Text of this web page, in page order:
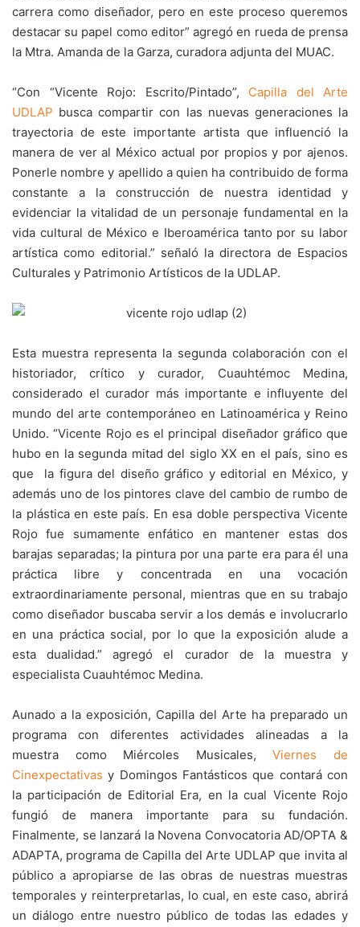
carrera como diseñador, pero en este proceso queremos
destacar su papel como editor” agregó en rueda de prensa
la Mtra. Amanda de la Garza, curadora adjunta del MUAC.
“Con “Vicente Rojo: Escrito/Pintado”, Capilla del Arte
UDLAP busca compartir con las nuevas generaciones la
trayectoria de este importante artista que influenció la
manera de ver al México actual por propios y por ajenos.
Ponerle nombre y apellido a quien ha contribuido de forma
constante a la construcción de nuestra identidad y
evidenciar la vitalidad de un personaje fundamental en la
vida cultural de México e Iberoamérica tanto por su labor
artística como editorial.” señaló la directora de Espacios
Culturales y Patrimonio Artísticos de la UDLAP.
Esta muestra representa la segunda colaboración con el
historiador, crítico y curador, Cuauhtémoc Medina,
considerado el curador más importante e influyente del
mundo del arte contemporáneo en Latinoamérica y Reino
Unido. “Vicente Rojo es el principal diseñador gráfico que
hubo en la segunda mitad del siglo XX en el país, sino es
que la figura del diseño gráfico y editorial en México, y
además uno de los pintores clave del cambio de rumbo de
la plástica en este país. En esa doble perspectiva Vicente
Rojo fue sumamente enfático en mantener estas dos
barajas separadas; la pintura por una parte era para él una
práctica libre y concentrada en una vocación
extraordinariamente personal, mientras que en su trabajo
como diseñador buscaba servir a los demás e involucrarlo
en una práctica social, por lo que la exposición alude a
esta dualidad.” agregó el curador de la muestra y
especialista Cuauhtémoc Medina.
Aunado a la exposición, Capilla del Arte ha preparado un
programa con diferentes actividades alineadas a la
muestra como Miércoles Musicales,Viernes de
Cinexpectativasy Domingos Fantásticos que contará con
la participación de Editorial Era, en la cual Vicente Rojo
fungió de manera importante para su fundación.
Finalmente, se lanzará la Novena Convocatoria AD/OPTA &
ADAPTA, programa de Capilla del Arte UDLAP que invita al
público a apropiarse de las obras de nuestras muestras
temporales y reinterpretarlas, lo cual, en este caso, abrirá
un diálogo entre nuestro público de todas las edades y